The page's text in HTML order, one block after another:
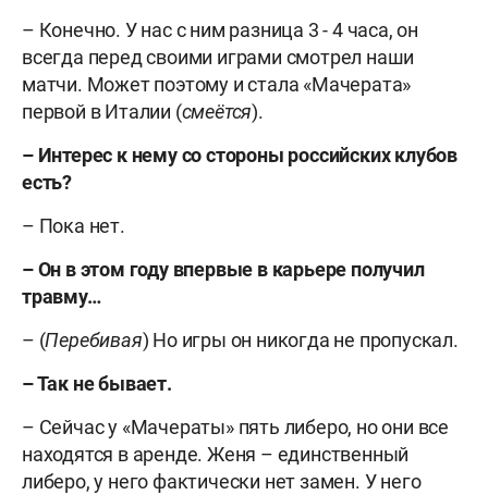
– Конечно. У нас с ним разница 3 - 4 часа, он
всегда перед своими играми смотрел наши
матчи. Может поэтому и стала «Мачерата»
первой в Италии (смеётся).
– Интерес к нему со стороны российских клубов
есть?
– Пока нет.
– Он в этом году впервые в карьере получил
травму…
– (Перебивая) Но игры он никогда не пропускал.
– Так не бывает.
– Сейчас у «Мачераты» пять либеро, но они все
находятся в аренде. Женя – единственный
либеро, у него фактически нет замен. У него